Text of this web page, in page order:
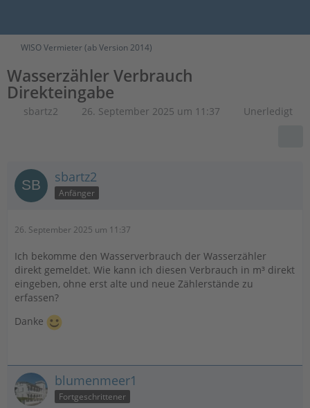
WISO Vermieter (ab Version 2014)
Wasserzähler Verbrauch
Direkteingabe
sbartz2 26. September 2025 um 11:37 Unerledigt
sbartz2
Anfänger
26. September 2025 um 11:37
Ich bekomme den Wasserverbrauch der Wasserzähler
direkt gemeldet. Wie kann ich diesen Verbrauch in m³ direkt
eingeben, ohne erst alte und neue Zählerstände zu
erfassen?
Danke
blumenmeer1
Fortgeschrittener